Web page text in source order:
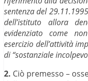
sentenza del
dell’istituto allora
evidenziato come
esercizio dell’attività
di “sostanziale
2. Ciò premesso –